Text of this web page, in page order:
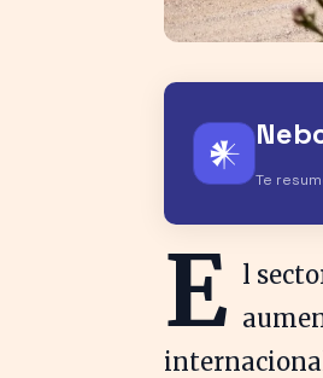
𒀭
Te
E l